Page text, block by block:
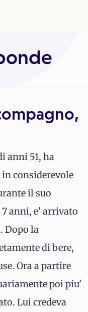
anni 51, ha
considerevole
il suo
anni, e' arrivato
Dopo la
di bere,
Ora a partire
poi piu'
Lui credeva